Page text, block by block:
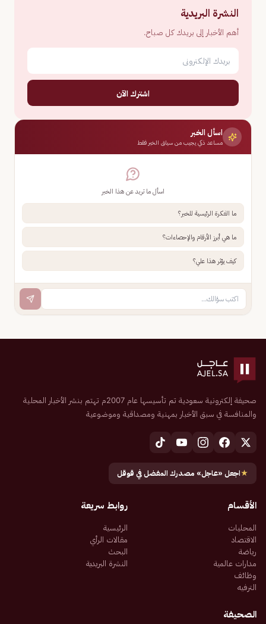
النشرة البريدية
أهم الأخبار إلى بريدك كل صباح.
اشترك الآن
اسأل الخبر
مساعد ذكي يجيب من سياق الخبر فقط
اسأل ما تريد عن هذا الخبر
ما الفكرة الرئيسية للخبر؟
ما هي أبرز الأرقام والإحصاءات؟
كيف يؤثر هذا علي؟
صحيفة إلكترونية سعودية تم تأسيسها عام 2007م تهتم بنشر الأخبار المحلية
والمنافسة في سبق الأخبار بمهنية ومصداقية وموضوعية
★اجعل «عاجل» مصدرك المفضل في قوقل
الأقسام
المحليات
الاقتصاد
رياضة
مدارات عالمية
وظائف
الترفيه
روابط سريعة
الرئيسية
مقالات الرأي
البحث
النشرة البريدية
الصحيفة